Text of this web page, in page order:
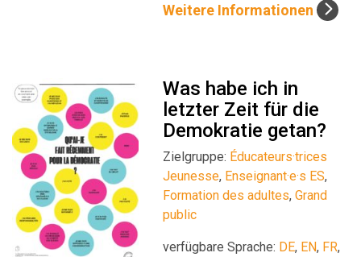
Weitere Informationen
Was habe ich in
letzter Zeit für die
Demokratie getan?
Zielgruppe: Éducateurs·trices
Jeunesse, Enseignant·e·s ES,
Formation des adultes, Grand
public
verfügbare Sprache: DE, EN, FR,